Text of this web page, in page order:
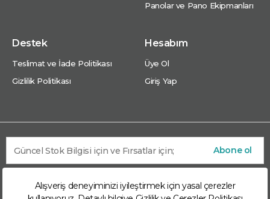
Alışveriş deneyiminizi iyileştirmek için yasal çerezler
Panolar ve Pano Ekipmanları
Destek
Teslimat ve İade Politikası
Gizlilik Politikası
Hesabım
Üye Ol
Giriş Yap
Abone ol